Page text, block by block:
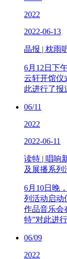
2022
2022-06-13
晶报 | 枕雨
6月12日下
云轩开馆仪
此进行了报
06/11
2022
2022-06-11
读特 | 唱响
及展播系列
6月10日晚
列活动启动
作品音乐会
特”对此进
06/09
2022